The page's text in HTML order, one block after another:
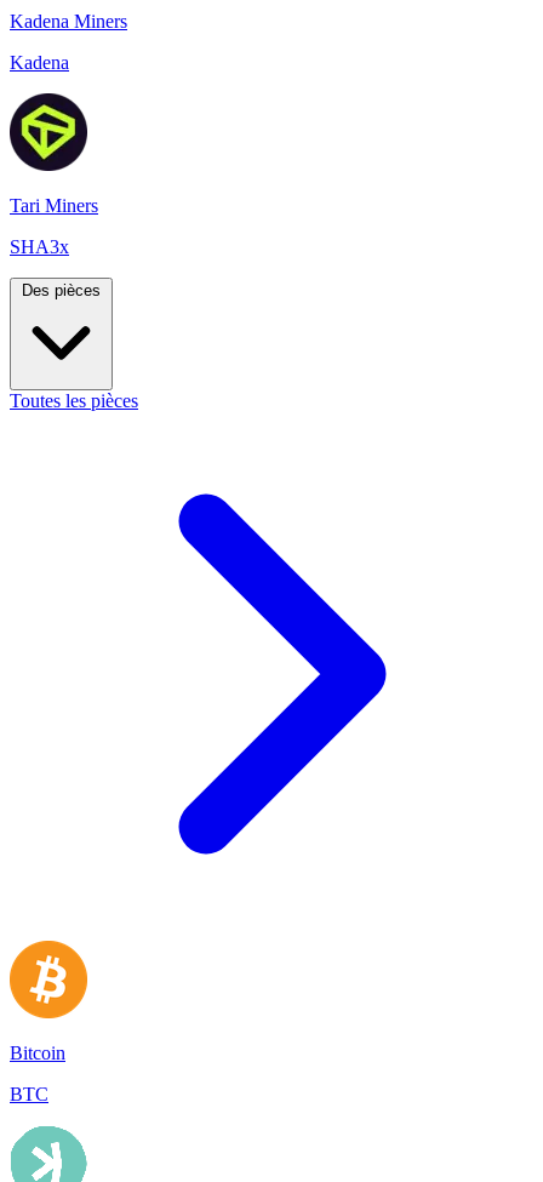
Kadena Miners
Kadena
Tari Miners
SHA3x
Des pièces
Toutes les pièces
Bitcoin
BTC